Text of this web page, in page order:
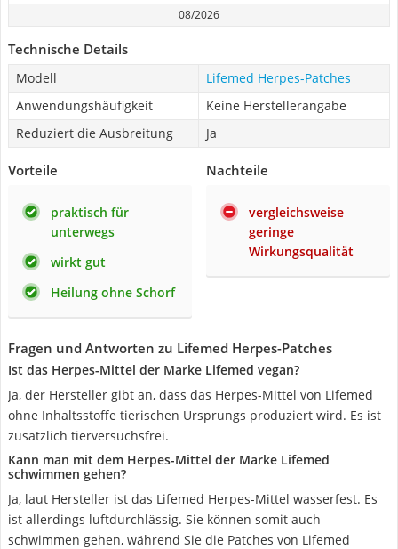
08/2026
Technische Details
Modell
Lifemed Herpes-Patches
Anwendungshäufigkeit
Keine Herstellerangabe
Reduziert die Ausbreitung
Ja
Vorteile
praktisch für
unterwegs
wirkt gut
Heilung ohne Schorf
Nachteile
vergleichsweise
geringe
Wirkungsqualität
Fragen und Antworten zu Lifemed Herpes-Patches
Ist das Herpes-Mittel der Marke Lifemed vegan?
Ja, der Hersteller gibt an, dass das Herpes-Mittel von Lifemed
ohne Inhaltsstoffe tierischen Ursprungs produziert wird. Es ist
zusätzlich tierversuchsfrei.
Kann man mit dem Herpes-Mittel der Marke Lifemed
schwimmen gehen?
Ja, laut Hersteller ist das Lifemed Herpes-Mittel wasserfest. Es
ist allerdings luftdurchlässig. Sie können somit auch
schwimmen gehen, während Sie die Patches von Lifemed